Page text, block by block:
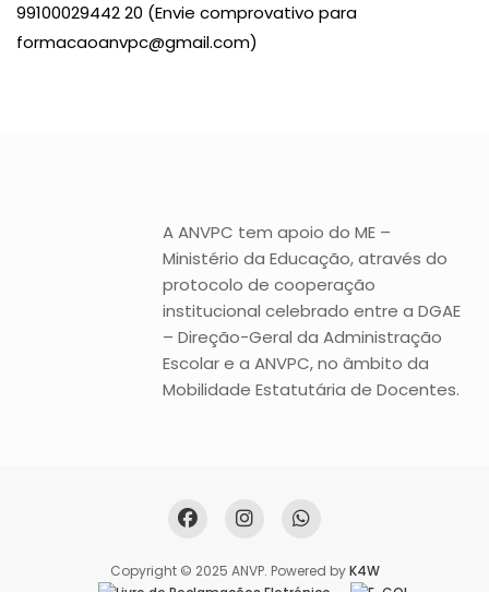
99100029442 20 (Envie comprovativo para
formacaoanvpc@gmail.com)
A ANVPC tem apoio do ME –
Ministério da Educação, através do
protocolo de cooperação
institucional celebrado entre a DGAE
– Direção-Geral da Administração
Escolar e a ANVPC, no âmbito da
Mobilidade Estatutária de Docentes.
Copyright © 2025 ANVP. Powered byK4W